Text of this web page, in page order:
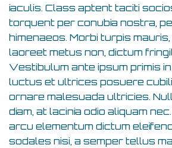
iaculis. Class aptent taciti
torquent per conubia nostra,
himenaeos. Morbi turpis
laoreet metus non, dictum
Vestibulum ante ipsum primis
luctus et ultrices posuere
ornare malesuada ultricies.
diam, at lacinia odio aliquam
arcu elementum dictum
sodales nisi, a semper tellus